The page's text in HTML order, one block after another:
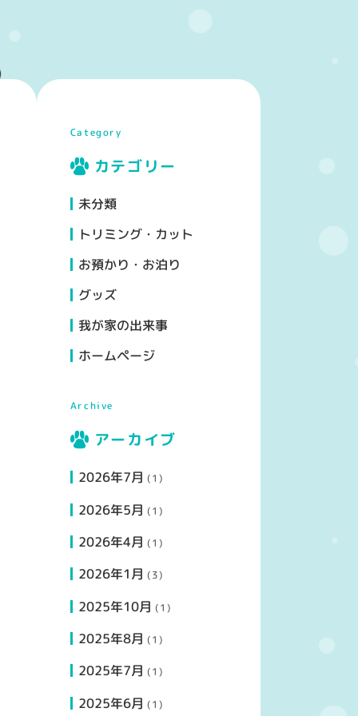
Category
カテゴリー
未分類
トリミング・カット
お預かり・お泊り
グッズ
我が家の出来事
ホームページ
Archive
アーカイブ
2026年7月 (1)
2026年5月 (1)
2026年4月 (1)
2026年1月 (3)
2025年10月 (1)
2025年8月 (1)
2025年7月 (1)
2025年6月 (1)